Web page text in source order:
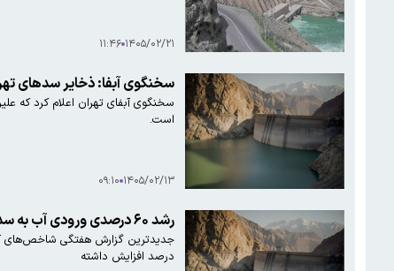
۱۴۰۵/۰۲/۲۱ ۱۱:۴۶
سخنگوی آبفا: ذخایر سدهای تهران هنوز به ۲۰
است.
۱۴۰۵/۰۲/۱۳ ۰۹:۱۰
رشد ۶۰ درصدی ورودی آب به سدهای کشور
درصد افزایش داشته